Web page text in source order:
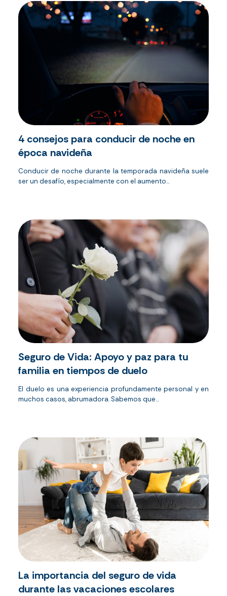
4 consejos para conducir de noche en
época navideña
Conducir de noche durante la temporada navideña suele
ser un desafío, especialmente con el aumento...
Seguro de Vida: Apoyo y paz para tu
familia en tiempos de duelo
El duelo es una experiencia profundamente personal y en
muchos casos, abrumadora. Sabemos que...
La importancia del seguro de vida
durante las vacaciones escolares